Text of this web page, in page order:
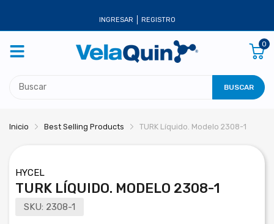
INGRESAR REGISTRO
0
BUSCAR
Inicio Best Selling Products TURK Líquido. Modelo 2308-1
HYCEL
TURK LÍQUIDO. MODELO 2308-1
SKU: 2308-1